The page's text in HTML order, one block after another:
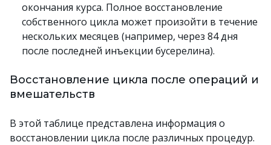
окончания курса. Полное восстановление
собственного цикла может произойти в течение
нескольких месяцев (например, через 84 дня
после последней инъекции бусерелина).
Восстановление цикла после операций и
вмешательств
В этой таблице представлена информация о
восстановлении цикла после различных процедур.